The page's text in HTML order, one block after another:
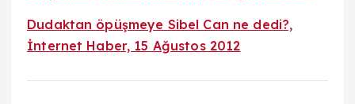
Dudaktan öpüşmeye Sibel Can ne dedi?,
İnternet Haber, 15 Ağustos 2012